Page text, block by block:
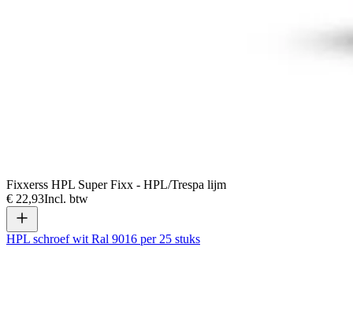
Fixxerss HPL Super Fixx - HPL/Trespa lijm
€ 22,93Incl. btw
HPL schroef wit Ral 9016 per 25 stuks